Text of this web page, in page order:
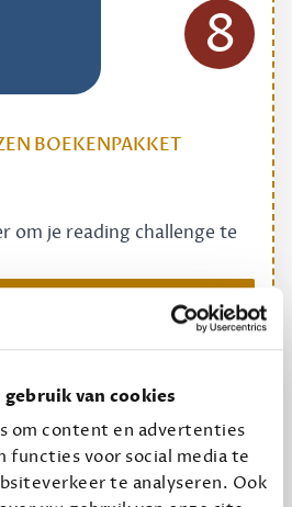
van cookies
om content en advertenties
functies voor social media te
te analyseren. Ook
BOEKENPAKKET
om je reading challenge te
incl. verzending
8